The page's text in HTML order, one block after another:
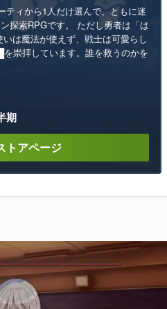
ティから1人だけ選んで、ともに迷
探索RPGです。 ただし勇者は「は
は魔法が使えず、戦士は可愛らし
崇拝しています。誰を救うのかを
期
トアページ